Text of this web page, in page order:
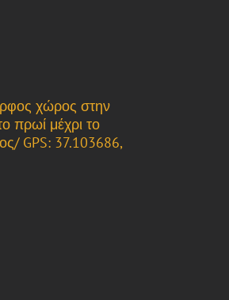
χώρος στην
πρωί μέχρι το
GPS: 37.103686,